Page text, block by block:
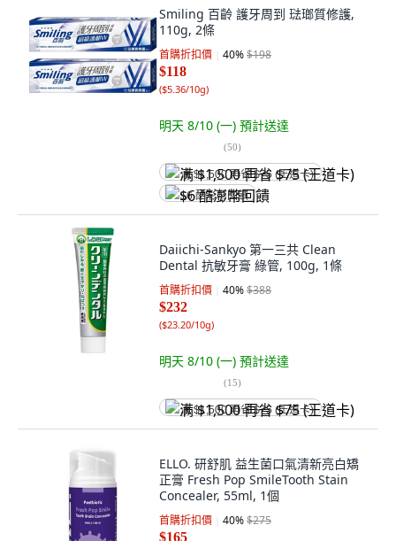
Smiling 百齡 護牙周到 琺瑯質修護,
110g, 2條
首購折扣價 40%$198
$118
($5.36/10g)
明天 8/10 (一) 預計送達
(50)
满 $1,500 再省 $75 (王道卡)
$6 酷澎幣回饋
Daiichi-Sankyo 第一三共 Clean
Dental 抗敏牙膏 綠管, 100g, 1條
首購折扣價 40%$388
$232
($23.20/10g)
明天 8/10 (一) 預計送達
(15)
满 $1,500 再省 $75 (王道卡)
ELLO. 研舒肌 益生菌口氣清新亮白矯
正膏 Fresh Pop SmileTooth Stain
Concealer, 55ml, 1個
首購折扣價 40%$275
$165